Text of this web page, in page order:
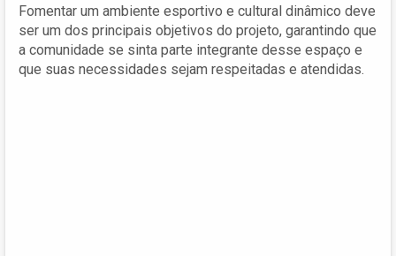
Fomentar um ambiente esportivo e cultural dinâmico deve
ser um dos principais objetivos do projeto, garantindo que
a comunidade se sinta parte integrante desse espaço e
que suas necessidades sejam respeitadas e atendidas.